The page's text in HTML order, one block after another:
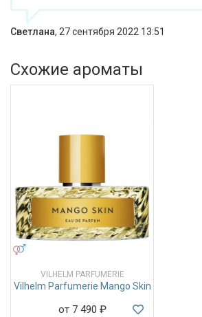
Светлана, 27 сентября 2022 13:51
Схожие ароматы
VILHELM PARFUMERIE
Vilhelm Parfumerie Mango Skin
от 7 490 ₽